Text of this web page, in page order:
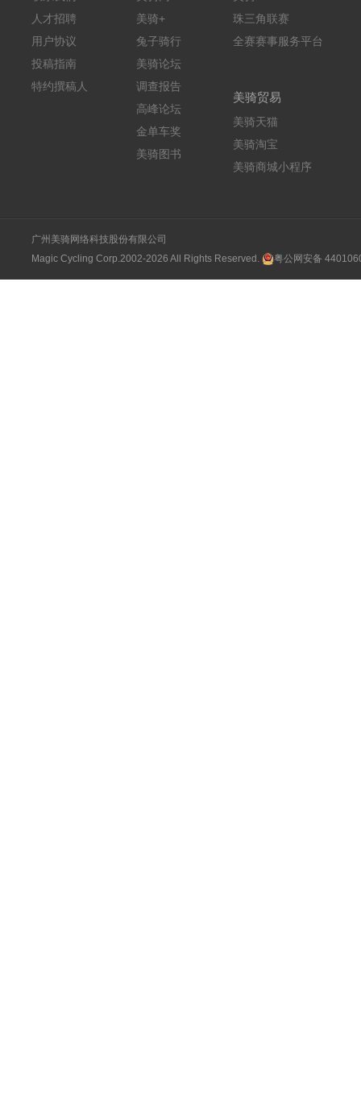
人才招聘
用户协议
投稿指南
特约撰稿人
美骑+
兔子骑行
美骑论坛
调查报告
高峰论坛
金单车奖
美骑图书
珠三角联赛
全赛赛事服务平台
美骑贸易
美骑天猫
美骑淘宝
美骑商城小程序
广州美骑网络科技股份有限公司
Magic Cycling Corp.2002-2026 All Rights Reserved.
粤公网安备